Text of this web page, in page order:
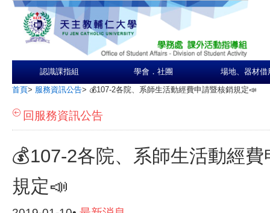
認識課指組 學會．社團 場地、器材借
首頁> 服務資訊公告> 💰107-2各院、系師生活動經費申請暨核銷規定📣
回服務資訊公告
💰107-2各院、系師生活動經
規定📣